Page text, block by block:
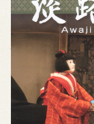
出張公
出張公演
海外旅行客
歴史